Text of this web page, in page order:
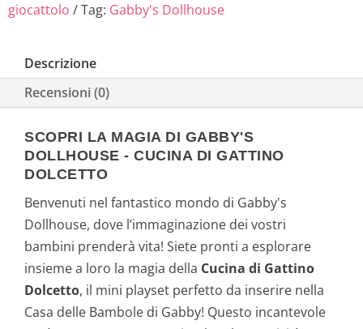
giocattolo
Tag: Gabby's Dollhouse
Descrizione
Recensioni (0)
SCOPRI LA MAGIA DI GABBY'S
DOLLHOUSE - CUCINA DI GATTINO
DOLCETTO
Benvenuti nel fantastico mondo di Gabby's
Dollhouse, dove l’immaginazione dei vostri
bambini prenderà vita! Siete pronti a esplorare
insieme a loro la magia della Cucina di Gattino
Dolcetto, il mini playset perfetto da inserire nella
Casa delle Bambole di Gabby! Questo incantevole